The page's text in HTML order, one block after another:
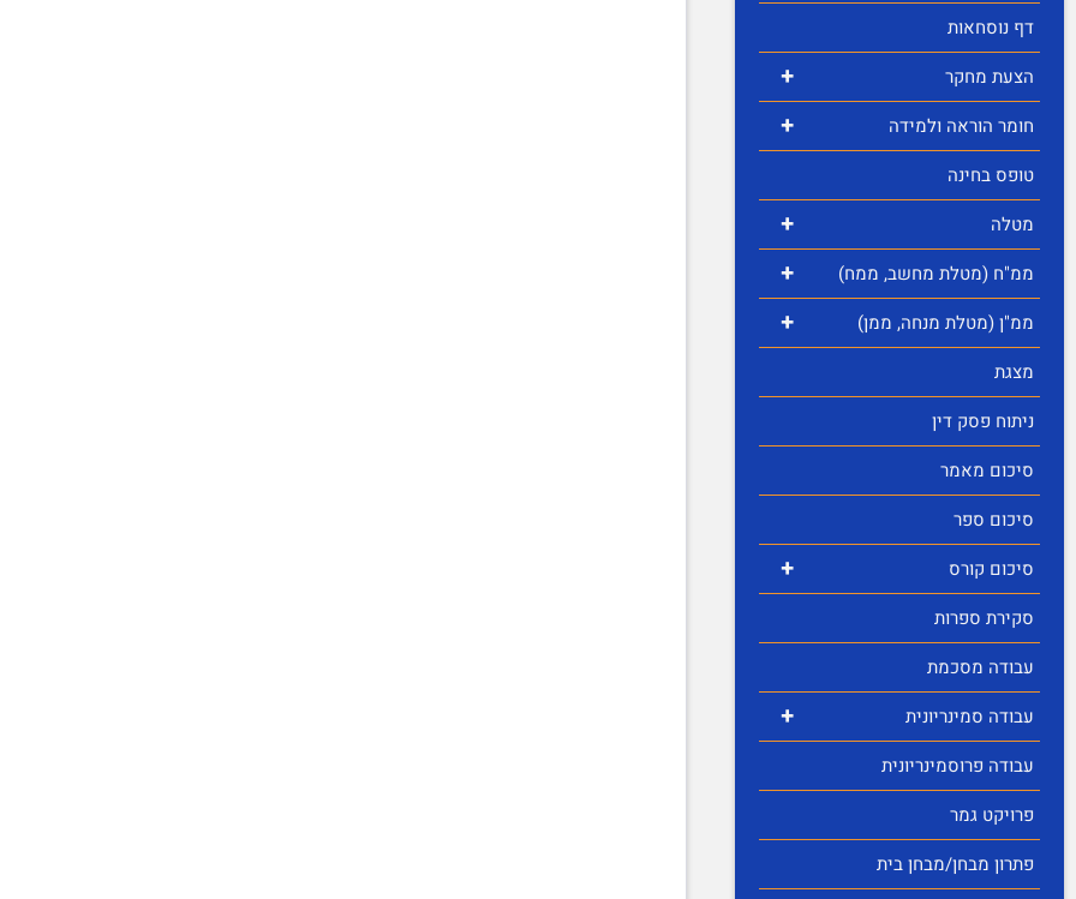
דף נוסחאות
+ הצעת מחקר
+
חומר הוראה ולמידה
טופס בחינה
+ מטלה
+ ממ"ח (מטלת מחשב, ממח)
+
ממ"ן (מטלת מנחה, ממן)
מצגת
ניתוח פסק דין
סיכום מאמר
סיכום ספר
+
סיכום קורס
סקירת ספרות
עבודה מסכמת
+
עבודה סמינריונית
עבודה פרוסמינריונית
פרויקט גמר
פתרון מבחן/מבחן בית